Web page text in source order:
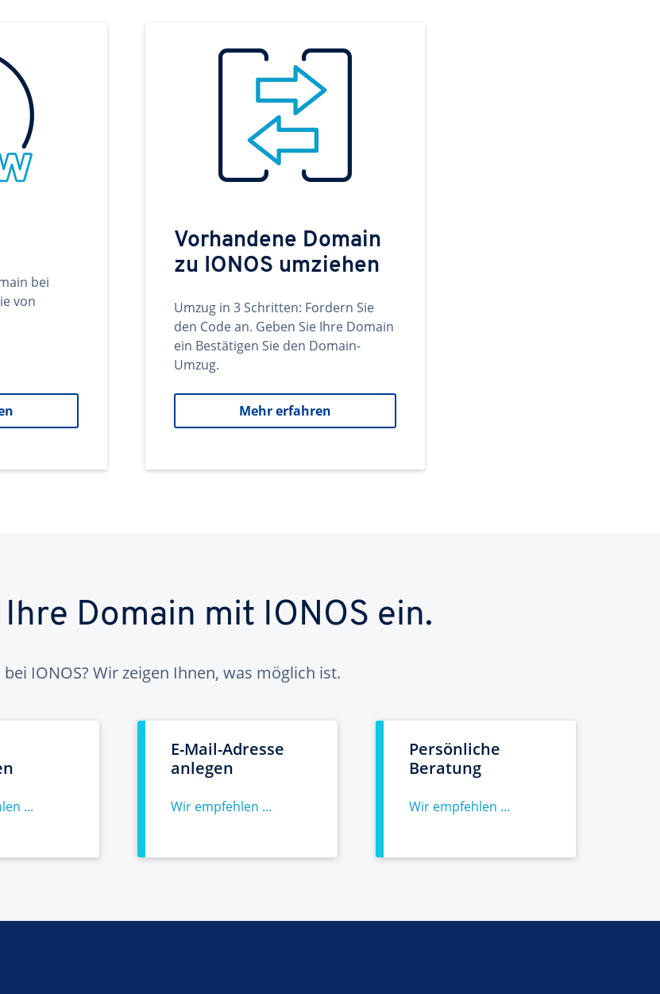
bei
von
Vorhandene Domain
zu IONOS umziehen
Umzug in 3 Schritten: Fordern Sie
den Code an. Geben Sie Ihre Domain
ein Bestätigen Sie den Domain-
Umzug.
Mehr erfahren
Domain mit IONOS ein.
bei IONOS? Wir zeigen Ihnen, was möglich ist.
...
E-Mail-Adresse
anlegen
Wir empfehlen ...
Persönliche
Beratung
Wir empfehlen ...